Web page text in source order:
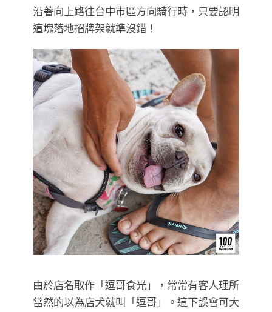
沿著向上路往台中市區方向騎行時，只要認明
這塊落地招牌架就準沒錯！
由於店名取作「逗哥食光」，常常有客人理所
當然的以為店犬就叫「逗哥」。這下誤會可大